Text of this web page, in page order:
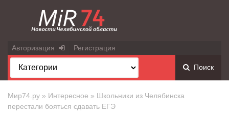
Авторизация Регистрация
Поиск
Мир74.ру » Интересное » Школьники из Челябинска
перестали бояться сдавать ЕГЭ